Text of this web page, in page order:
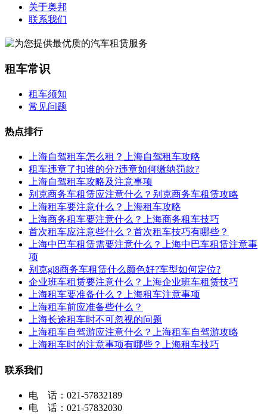
关于奥邦
联系我们
租车常识
租车须知
常见问题
热点排行
上海自驾租车怎么租？上海自驾租车攻略
租车违章了扣谁的分?违章如何缴纳罚款?
上海自驾租车攻略及注意事项
别克商务车租赁应注意什么？别克商务车租赁攻略
上海租车要注意什么？上海租车攻略
上海商务租车要注意什么？上海商务租车技巧
首次租车应注意些什么？首次租车技巧有哪些？
上海中巴车租赁需要注意什么？上海中巴车租赁注意事
项
别克gl8商务车租赁什么颜色好?车型如何定位?
企业班车租赁要注意什么？上海企业班车租赁技巧
上海租车要准备什么？上海租车注意事项
上海租车前应准备些什么？
上海长途租车时不可忽视的问题
上海租车自驾游应注意什么？上海租车自驾游攻略
上海租车时的注意事项有哪些？上海租车技巧
联系我们
电 话：021-57832189
电 话：021-57832030